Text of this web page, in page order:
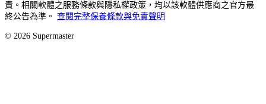
責。相關軟體之服務條款與隱私權政策，均以該軟體供應商之官方最
終公告為準。 查閱完整保養條款與免責聲明
© 2026 Supermaster